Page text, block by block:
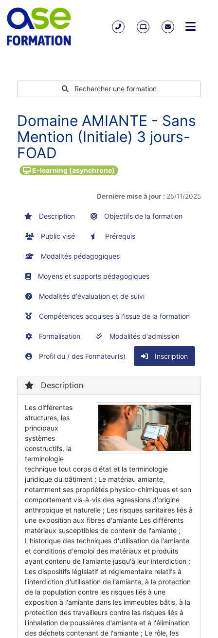
Rechercher une formation
Domaine AMIANTE - Sans
Mention (Initiale) 3 jours-
FOAD
E-learning (asynchrone)
Dernière mise à jour : 25/11/2025
Description Objectifs de la formation
Public visé Prérequis
Modalités pédagogiques
Moyens et supports pédagogiques
Modalités d'évaluation et de suivi
Compétences acquises à l'issue de la formation
Formalisation Modalités d'admission
Profil du / des Formateur(s) Inscription
Description
Les différentes
structures, les
principaux
systèmes
constructifs, la
terminologie
technique tout corps d'état et la terminologie
juridique du bâtiment ; Le matériau amiante,
notamment ses propriétés physico-chimiques et son
comportement vis-à-vis des agressions d'origine
anthropique et naturelle ; Les risques sanitaires liés à
une exposition aux fibres d'amiante Les différents
matériaux susceptibles de contenir de l'amiante ;
L'historique des techniques d'utilisation de l'amiante
et conditions d'emploi des matériaux et produits
ayant contenu de l'amiante jusqu'à leur interdiction ;
Les dispositifs législatif et réglementaire relatifs à
l'interdiction d'utilisation de l'amiante, à la protection
de la population contre les risques liés à une
exposition à l'amiante dans les immeubles bâtis, à la
protection des travailleurs contre les risques liés à
l'inhalation de poussières d'amiante et à l'élimination
des déchets contenant de l'amiante ; Le rôle, les